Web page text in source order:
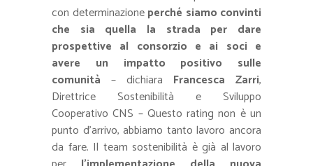
con determinazioneperché siamo convinti
che sia quella la strada per dare
prospettive al consorzio e ai soci e
avere un impatto positivo sulle
comunità – dichiara Francesca Zarri,
Direttrice Sostenibilità e Sviluppo
Cooperativo CNS – Questo rating non è un
punto d’arrivo, abbiamo tanto lavoro ancora
da fare. Il team sostenibilità è già al lavoro